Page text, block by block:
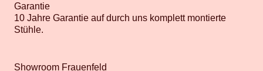
Garantie
10 Jahre Garantie auf durch uns komplett montierte
Stühle.
Showroom Frauenfeld